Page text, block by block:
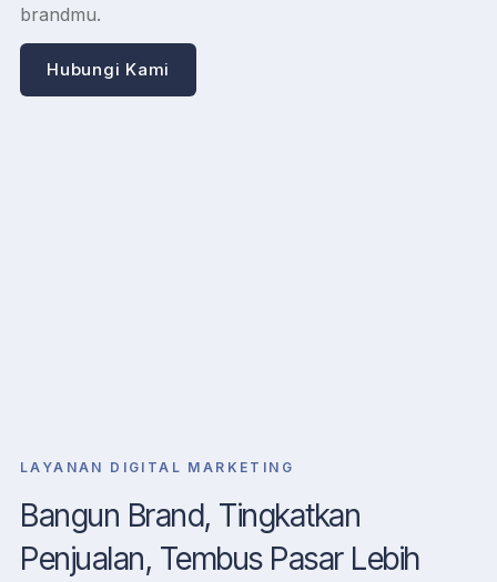
brandmu.
Hubungi Kami
LAYANAN DIGITAL MARKETING
Bangun Brand, Tingkatkan
Penjualan, Tembus Pasar Lebih